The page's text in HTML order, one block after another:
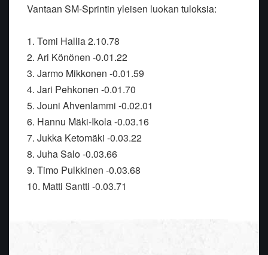
Vantaan SM-Sprintin yleisen luokan tuloksia:
1. Tomi Hallia 2.10.78
2. Ari Könönen -0.01.22
3. Jarmo Mikkonen -0.01.59
4. Jari Pehkonen -0.01.70
5. Jouni Ahvenlammi -0.02.01
6. Hannu Mäki-Ikola -0.03.16
7. Jukka Ketomäki -0.03.22
8. Juha Salo -0.03.66
9. Timo Pulkkinen -0.03.68
10. Matti Santti -0.03.71